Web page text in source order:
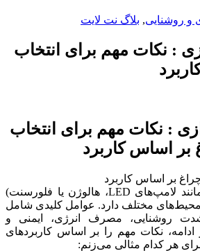
,بلاگ نت لایت
مهم برای انتخاب
مهم برای انتخاب
کاربرد
کاربرد
انتخاب چراغ مناسب (مانند لامپ‌های LED، هالوژن یا فلورسنت)
مختلف دارد. عوامل کلیدی شامل
مصرف انرژی، ایمنی و
مهم را بر اساس کاربردهای
مثالی می‌زنم: